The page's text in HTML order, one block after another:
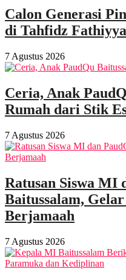
Calon Generasi
di Tahfidz
7 Agustus 2026
Ceria, Anak
Rumah dari Stik
7 Agustus 2026
Ratusan Siswa MI
Baitussalam,
Berjamaah
7 Agustus 2026